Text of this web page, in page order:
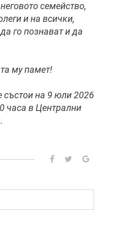
семейство,
и на всички,
го познават и да
му памет!
на 9 юли 2026
часа в Централни